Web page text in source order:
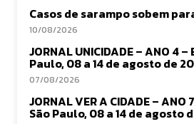
Casos de sarampo sobem
10/08/2026
JORNAL UNICIDADE – ANO 4 –
Paulo, 08 a 14 de agosto de
07/08/2026
JORNAL VER A CIDADE – ANO
São Paulo, 08 a 14 de agosto